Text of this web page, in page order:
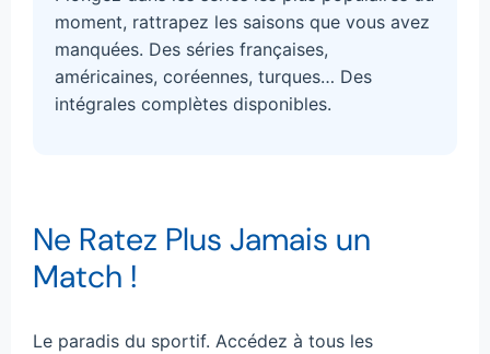
moment, rattrapez les saisons que vous avez
manquées. Des séries françaises,
américaines, coréennes, turques… Des
intégrales complètes disponibles.
Ne Ratez Plus Jamais un
Match !
Le paradis du sportif. Accédez à tous les